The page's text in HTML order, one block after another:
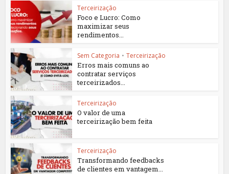
Terceirização
Foco e Lucro: Como
maximizar seus
rendimentos...
Sem Categoria • Terceirização
Erros mais comuns ao
contratar serviços
terceirizados...
Terceirização
O valor de uma
terceirização bem feita
Terceirização
Transformando feedbacks
de clientes em vantagem...